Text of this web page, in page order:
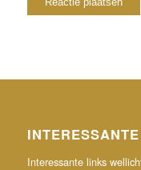
Interessante links